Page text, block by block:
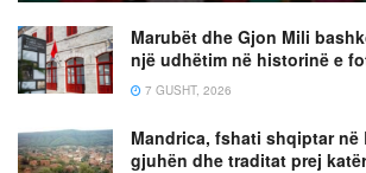
Marubët dhe Gjon Mili
një udhëtim në historinë e
7 GUSHT, 2026
Mandrica, fshati shqiptar në
gjuhën dhe traditat prej